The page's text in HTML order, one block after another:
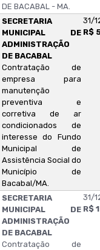
DE BACABAL - MA.
SECRETARIA
MUNICIPAL DE
ADMINISTRAÇÃO
DE BACABAL
Contratação de
empresa para
manutenção
preventiva e
corretiva de ar
condicionados de
interesse do Fundo
Municipal de
Assistência Social do
Município de
Bacabal/MA.
31/
R$
SECRETARIA
MUNICIPAL DE
ADMINISTRAÇÃO
DE BACABAL
Contratação de
31/
R$